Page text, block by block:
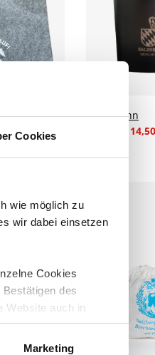
Cookies
wie möglich zu
wir dabei einsetzen
Cookies
des
Website auch in
für die
widerrufen.
Marketing
Flachmann